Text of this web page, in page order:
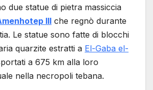
due statue di pietra massiccia
III che regnò durante
Le statue sono fatte di blocchi
quarzite estratti a El-Gaba el-
a 675 km alla loro
nella necropoli tebana.